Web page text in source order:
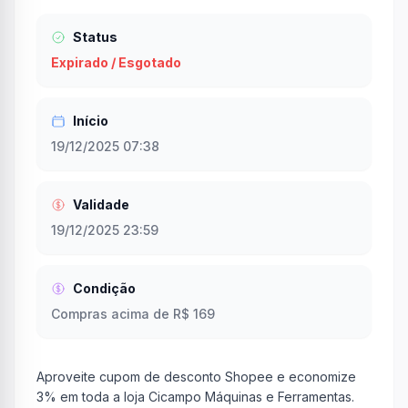
Status
Expirado / Esgotado
Início
19/12/2025 07:38
Validade
19/12/2025 23:59
Condição
Compras acima de R$ 169
Aproveite cupom de desconto Shopee e economize
3% em toda a loja Cicampo Máquinas e Ferramentas.